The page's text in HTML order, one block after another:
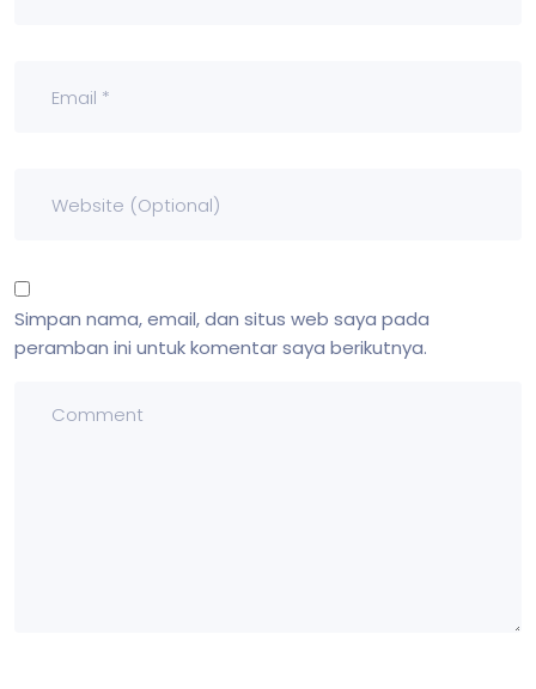
Simpan nama, email, dan situs web saya pada
peramban ini untuk komentar saya berikutnya.